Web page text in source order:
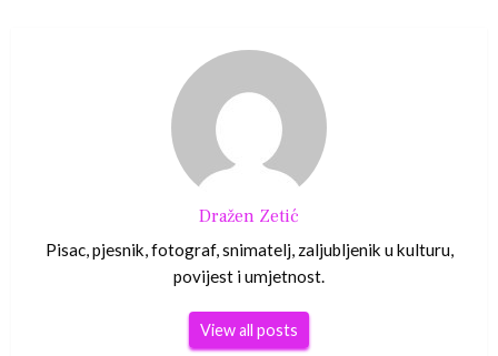
Dražen Zetić
Pisac, pjesnik, fotograf, snimatelj, zaljubljenik u kulturu,
povijest i umjetnost.
View all posts